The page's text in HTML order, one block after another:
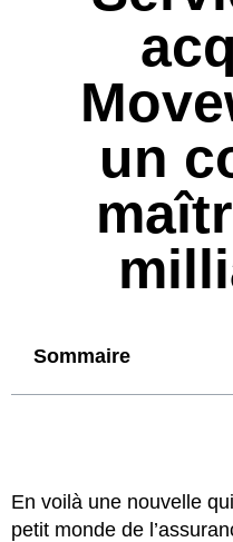
un
Sommaire
En voilà une nouvelle
petit monde de